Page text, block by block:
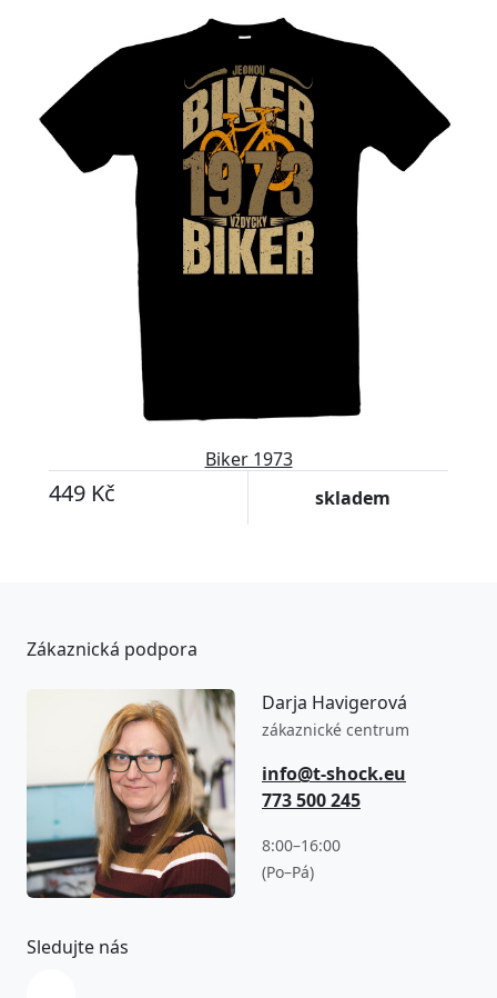
Biker 1973
449 Kč skladem
Zákaznická podpora
Darja Havigerová
zákaznické centrum
info@t-shock.eu
773 500 245
8:00–16:00
(Po–Pá)
Sledujte nás